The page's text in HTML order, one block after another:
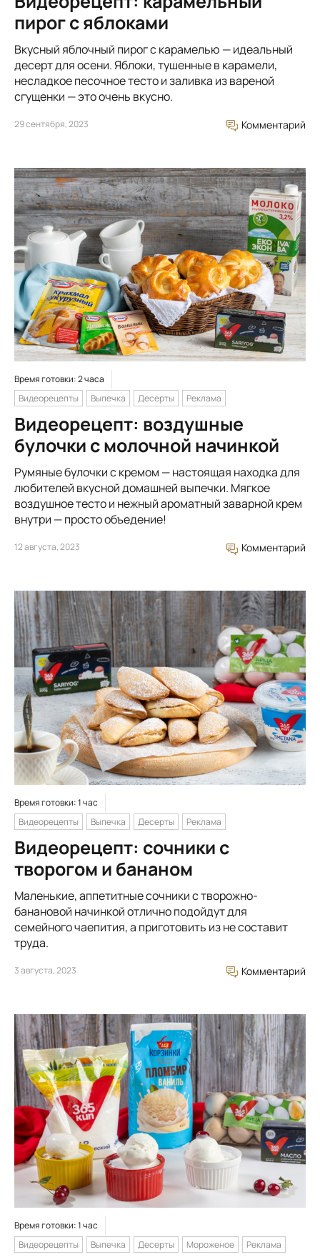
пирог с яблоками
Вкусный яблочный пирог с карамелью — идеальный
десерт для осени. Яблоки, тушенные в карамели,
несладкое песочное тесто и заливка из вареной
сгущенки — это очень вкусно.
29 сентября, 2023 Комментарий
Время готовки: 2 часа
Видеорецепты
Выпечка Десерты Реклама
Видеорецепт: воздушные
булочки с молочной начинкой
Румяные булочки с кремом — настоящая находка для
любителей вкусной домашней выпечки. Мягкое
воздушное тесто и нежный ароматный заварной крем
внутри — просто объедение!
12 августа, 2023 Комментарий
Время готовки: 1 час
Видеорецепты
Выпечка Десерты Реклама
Видеорецепт: сочники с
творогом и бананом
Маленькие, аппетитные сочники с творожно-
банановой начинкой отлично подойдут для
семейного чаепития, а приготовить из не составит
труда.
3 августа, 2023 Комментарий
Время готовки: 1 час
Видеорецепты
Выпечка Десерты Мороженое Реклама